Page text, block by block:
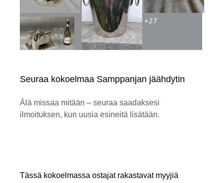
Seuraa kokoelmaa Samppanjan jäähdytin
Älä missaa mitään – seuraa saadaksesi
ilmoituksen, kun uusia esineitä lisätään.
+27
Tässä kokoelmassa ostajat rakastavat myyjiä